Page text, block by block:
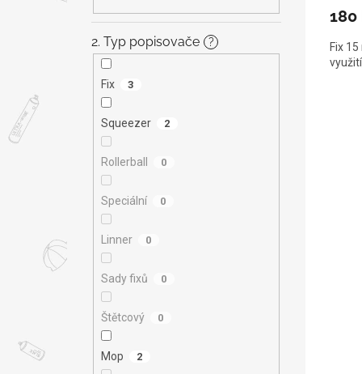
2. Typ popisovače ?
Fix 3
Squeezer 2
Rollerball 0
Speciální 0
Linner 0
Sady fixů 0
Štětcový 0
Mop 2
180
Fix